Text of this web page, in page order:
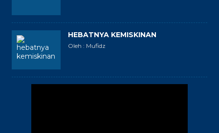
HEBATNYA KEMISKINAN
Oleh : Mufidz